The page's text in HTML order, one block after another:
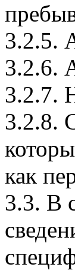
3.2.5.
3.2.6.
3.2.7.
3.2.8.
как
3.3. В